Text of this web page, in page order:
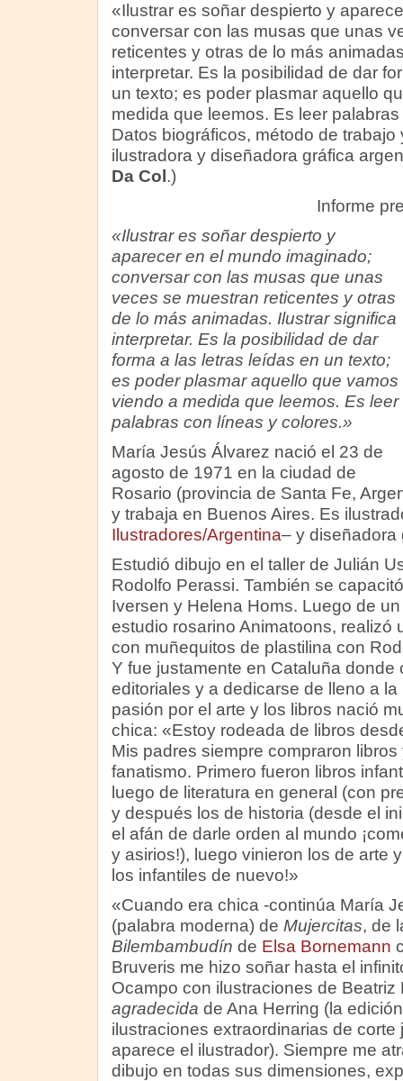
«Ilustrar es soñar despierto y
conversar con las musas que unas
reticentes y otras de lo más
interpretar. Es la posibilidad de dar
un texto; es poder plasmar aquello
medida que leemos. Es leer
Datos biográficos, método de
ilustradora y diseñadora gráfica
Da Col .)
Informe
«Ilustrar es soñar despierto y
aparecer en el mundo imaginado;
conversar con las musas que unas
veces se muestran reticentes y otras
de lo más animadas. Ilustrar significa
interpretar. Es la posibilidad de dar
forma a las letras leídas en un texto;
es poder plasmar aquello que vamos
viendo a medida que leemos. Es leer
palabras con líneas y colores.»
María Jesús Álvarez nació el 23 de
agosto de 1971 en la ciudad de
Rosario (provincia de Santa Fe,
y trabaja en Buenos Aires. Es
Ilustradores/Argentina– y diseñadora
Estudió dibujo en el taller de Julián
Rodolfo Perassi. También se
Iversen y Helena Homs. Luego de
estudio rosarino Animatoons, realizó
con muñequitos de plastilina con
Y fue justamente en Cataluña donde
editoriales y a dedicarse de lleno a
pasión por el arte y los libros nació
chica: «Estoy rodeada de libros
Mis padres siempre compraron
fanatismo. Primero fueron libros
luego de literatura en general (con
y después los de historia (desde el
el afán de darle orden al mundo
y asirios!), luego vinieron los de arte
los infantiles de nuevo!»
«Cuando era chica -continúa María
(palabra moderna) de Mujercitas, de
Bilembambudín de Elsa Bornemann
Bruveris me hizo soñar hasta el
Ocampo con ilustraciones de Beatriz
agradecida de Ana Herring (la
ilustraciones extraordinarias de
aparece el ilustrador). Siempre me
dibujo en todas sus dimensiones,